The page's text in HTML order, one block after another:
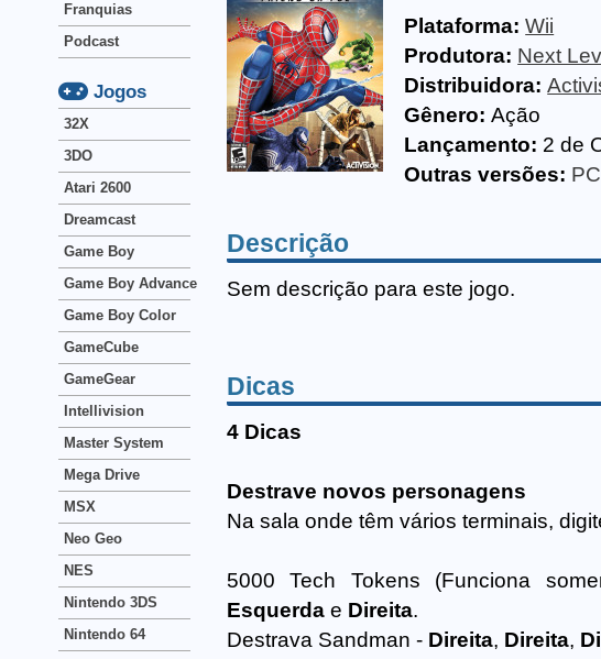
Plataforma: Wii
Produtora: Next
Distribuidora:
Gênero: Ação
Lançamento: 2 de
Outras versões: PC
Descrição
Sem descrição para este jogo.
Dicas
4 Dicas
Destrave novos personagens
Na sala onde têm vários terminais,
5000 Tech Tokens (Funciona
Esquerda e Direita.
Destrava Sandman - Direita, Direita,
Franquias
Podcast
Jogos
32X
3DO
Atari 2600
Dreamcast
Game Boy
Game Boy Advance
Game Boy Color
GameCube
GameGear
Intellivision
Master System
Mega Drive
MSX
Neo Geo
NES
Nintendo 3DS
Nintendo 64